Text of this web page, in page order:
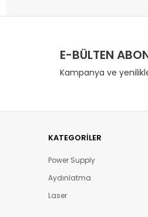
E-BÜLTEN
Kampanya ve
KATEGORILER
Power Supply
Aydınlatma
Laser